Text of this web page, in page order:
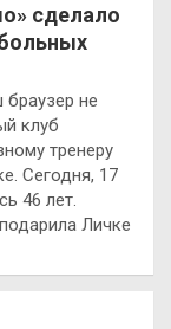
сделало
не
клуб
тренеру
Сегодня, 17
46 лет.
Личке